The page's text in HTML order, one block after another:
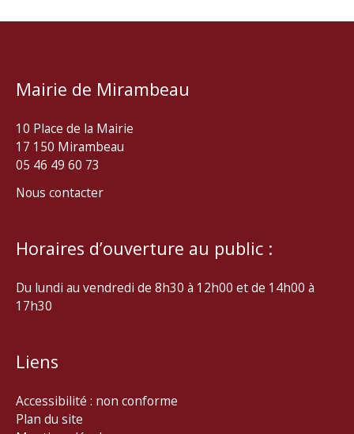
Mairie de Mirambeau
10 Place de la Mairie
17 150 Mirambeau
05 46 49 60 73
Nous contacter
Horaires d’ouverture au public :
Du lundi au vendredi de 8h30 à 12h00 et de 14h00 à
17h30
Liens
Accessibilité : non conforme
Plan du site